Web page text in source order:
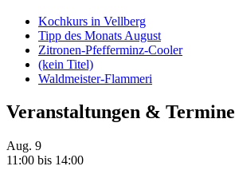
Kochkurs in Vellberg
Tipp des Monats August
Zitronen-Pfefferminz-Cooler
(kein Titel)
Waldmeister-Flammeri
Veranstaltungen & Termine
Aug. 9
11:00 bis 14:00